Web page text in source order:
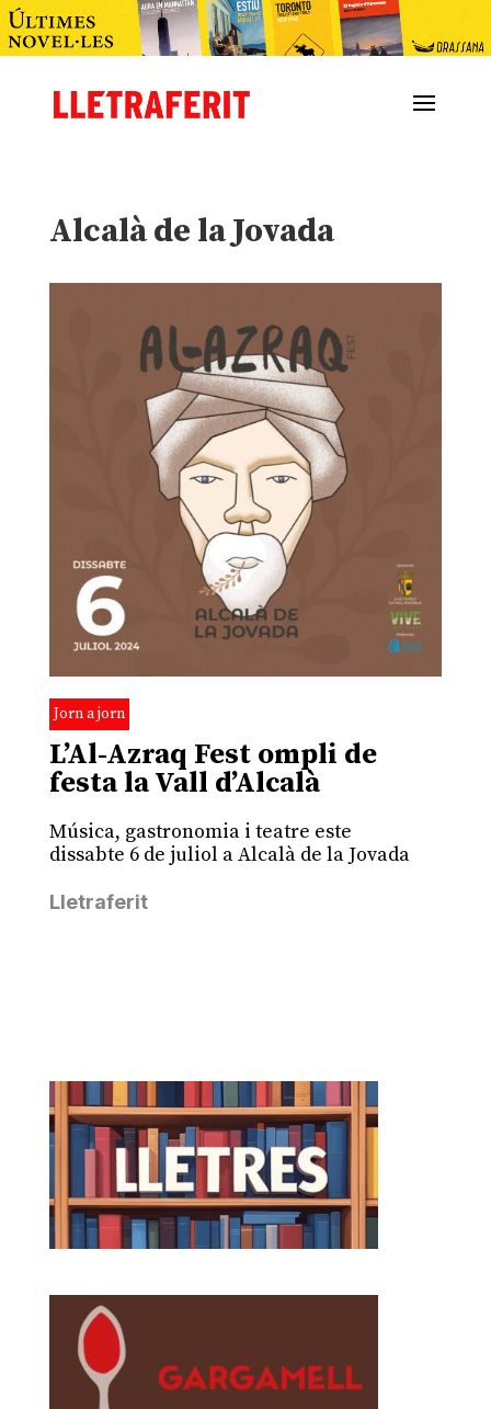
Alcalà de la Jovada
Jorn a jorn
L’Al-Azraq Fest ompli de
festa la Vall d’Alcalà
Música, gastronomia i teatre este
dissabte 6 de juliol a Alcalà de la Jovada
Lletraferit